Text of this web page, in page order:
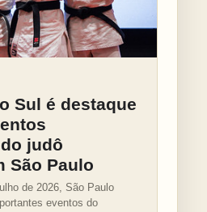
Sul é destaque
judô
São Paulo
de 2026, São Paulo
eventos do